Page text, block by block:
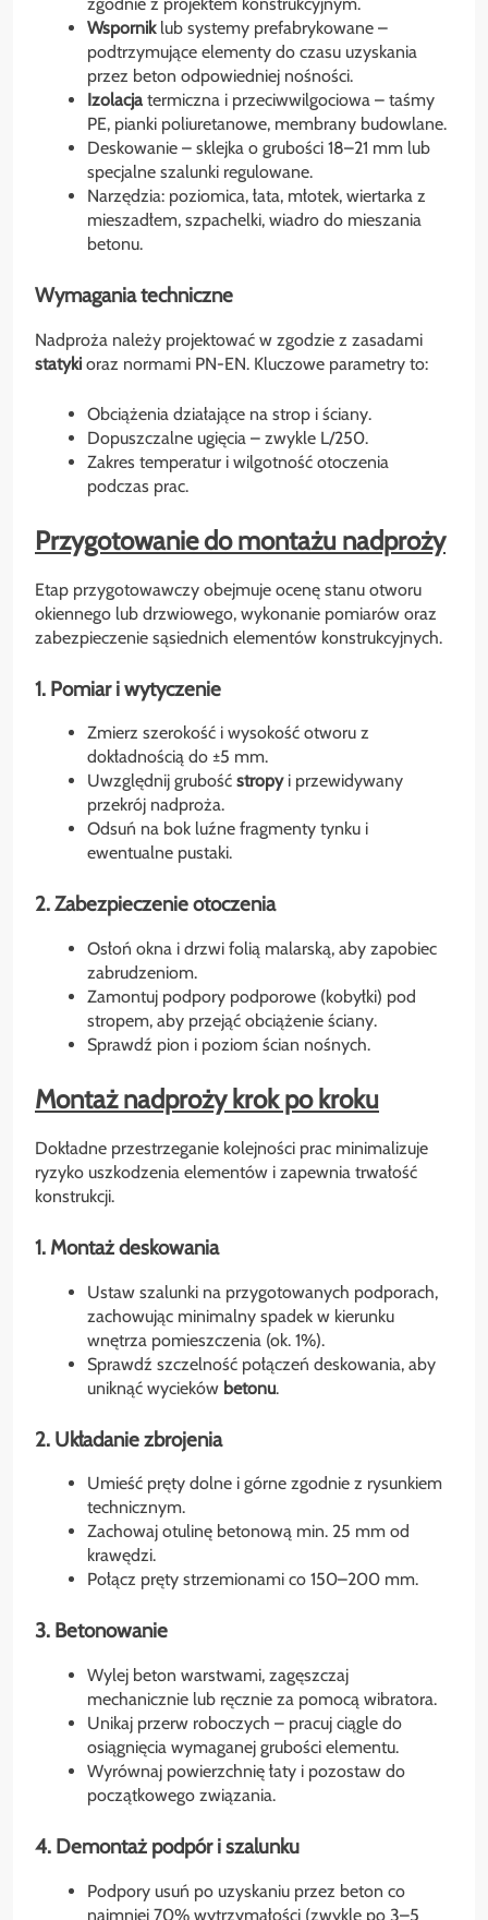
Wsporniklub systemy prefabrykowane –
podtrzymujące elementy do czasu uzyskania
przez beton odpowiedniej nośności.
Izolacjatermiczna i przeciwwilgociowa – taśmy
PE, pianki poliuretanowe, membrany budowlane.
Deskowanie – sklejka o grubości 18–21 mm lub
specjalne szalunki regulowane.
Narzędzia: poziomica, łata, młotek, wiertarka z
mieszadłem, szpachelki, wiadro do mieszania
betonu.
Wymagania techniczne
Nadproża należy projektować w zgodzie z zasadami
statyki oraz normami PN-EN. Kluczowe parametry to:
Obciążenia działające na strop i ściany.
Dopuszczalne ugięcia – zwykle L/250.
Zakres temperatur i wilgotność otoczenia
podczas prac.
Przygotowanie do montażu nadproży
Etap przygotowawczy obejmuje ocenę stanu otworu
okiennego lub drzwiowego, wykonanie pomiarów oraz
zabezpieczenie sąsiednich elementów konstrukcyjnych.
1. Pomiar i wytyczenie
Zmierz szerokość i wysokość otworu z
dokładnością do ±5 mm.
Uwzględnij grubość stropyi przewidywany
przekrój nadproża.
Odsuń na bok luźne fragmenty tynku i
ewentualne pustaki.
2. Zabezpieczenie otoczenia
Osłoń okna i drzwi folią malarską, aby zapobiec
zabrudzeniom.
Zamontuj podpory podporowe (kobyłki) pod
stropem, aby przejąć obciążenie ściany.
Sprawdź pion i poziom ścian nośnych.
Montaż nadproży krok po kroku
Dokładne przestrzeganie kolejności prac minimalizuje
ryzyko uszkodzenia elementów i zapewnia trwałość
konstrukcji.
1. Montaż deskowania
Ustaw szalunki na przygotowanych podporach,
zachowując minimalny spadek w kierunku
wnętrza pomieszczenia (ok. 1%).
Sprawdź szczelność połączeń deskowania, aby
uniknąć wycieków betonu.
2. Układanie zbrojenia
Umieść pręty dolne i górne zgodnie z rysunkiem
technicznym.
Zachowaj otulinę betonową min. 25 mm od
krawędzi.
Połącz pręty strzemionami co 150–200 mm.
3. Betonowanie
Wylej beton warstwami, zagęszczaj
mechanicznie lub ręcznie za pomocą wibratora.
Unikaj przerw roboczych – pracuj ciągle do
osiągnięcia wymaganej grubości elementu.
Wyrównaj powierzchnię łaty i pozostaw do
początkowego związania.
4. Demontaż podpór i szalunku
Podpory usuń po uzyskaniu przez beton co
najmniej 70% wytrzymałości (zwykle po 3–5